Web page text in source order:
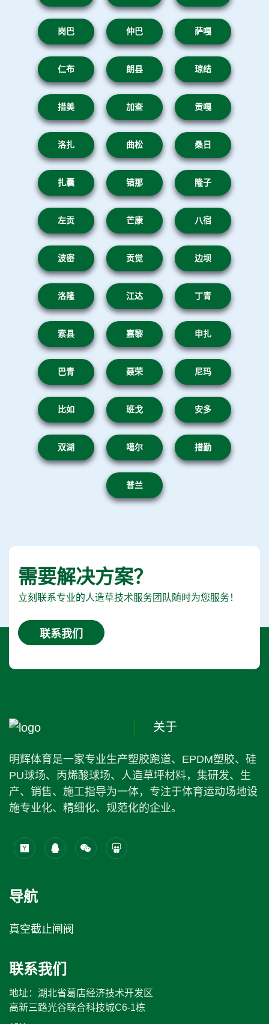
岗巴 仲巴 萨嘎
仁布 朗县 琼结
措美 加查 贡嘎
洛扎 曲松 桑日
扎囊 错那 隆子
左贡 芒康 八宿
波密 贡觉 边坝
洛隆 江达 丁青
索县 嘉黎 申扎
巴青 聂荣 尼玛
比如 班戈 安多
双湖 噶尔 措勤
普兰
需要解决方案？
立刻联系专业的人造草技术服务团队随时为您服务！
联系我们
关于
明辉体育是一家专业生产塑胶跑道、EPDM塑胶、硅
PU球场、丙烯酸球场、人造草坪材料，集研发、生
产、销售、施工指导为一体，专注于体育运动场地设
施专业化、精细化、规范化的企业。
导航
真空截止闸阀
联系我们
地址：湖北省葛店经济技术开发区
高新三路光谷联合科技城C6-1栋